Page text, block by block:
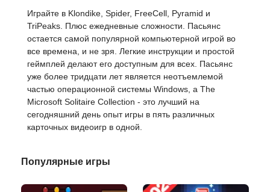
Играйте в Klondike, Spider, FreeCell, Pyramid и
TriPeaks. Плюс ежедневные сложности. Пасьянс
остается самой популярной компьютерной игрой во
все времена, и не зря. Легкие инструкции и простой
геймплей делают его доступным для всех. Пасьянс
уже более тридцати лет является неотъемлемой
частью операционной системы Windows, а The
Microsoft Solitaire Collection - это лучший на
сегодняшний день опыт игры в пять различных
карточных видеоигр в одной.
Популярные игры